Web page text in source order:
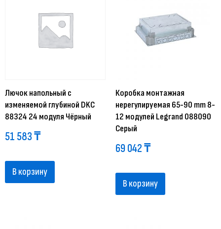
Лючок напольный c
изменяемой глубиной DKC
88324 24 модуля Чёрный
51 583₸
В корзину
Коробка монтажная
нерегулируемая 65-90 mm 8-
12 модулей Legrand 088090
Серый
69 042₸
В корзину